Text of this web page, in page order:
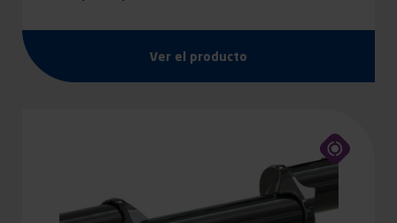
Ver el producto